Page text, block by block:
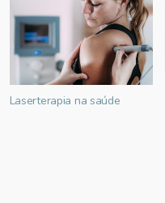
Laserterapia na saúde